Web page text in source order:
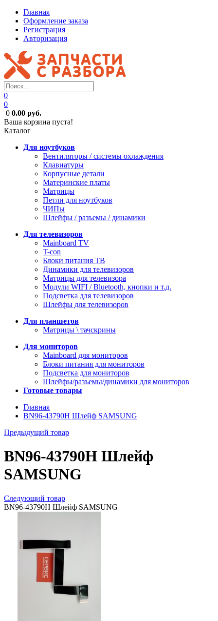
Главная
Оформление заказа
Регистрация
Авторизация
0
0
0 0.00 руб.
Ваша корзина пуста!
Каталог
Для ноутбуков
Вентиляторы / системы охлаждения
Клавиатуры
Корпусные детали
Материнские платы
Матрицы
Петли для ноутбуков
ЧИПы
Шлейфы / разъемы / динамики
Для телевизоров
Mainboard TV
T-con
Блоки питания ТВ
Динамики для телевизоров
Матрицы для телевизора
Модули WIFI / Bluetooth, кнопки и т.д.
Подсветка для телевизоров
Шлейфы для телевизоров
Для планшетов
Матрицы \ тачскрины
Для мониторов
Mainboard для мониторов
Блоки питания для мониторов
Подсветка для мониторов
Шлейфы/разъемы/динамики для мониторов
Готовые товары
Главная
BN96-43790H Шлейф SAMSUNG
Предыдущий товар
BN96-43790H Шлейф
SAMSUNG
Следующий товар
BN96-43790H Шлейф SAMSUNG